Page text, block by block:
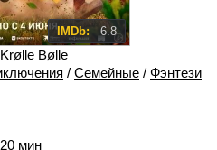
IMDb: 6.8
Krølle Bølle
/ Семейные / Фэнтези
мин